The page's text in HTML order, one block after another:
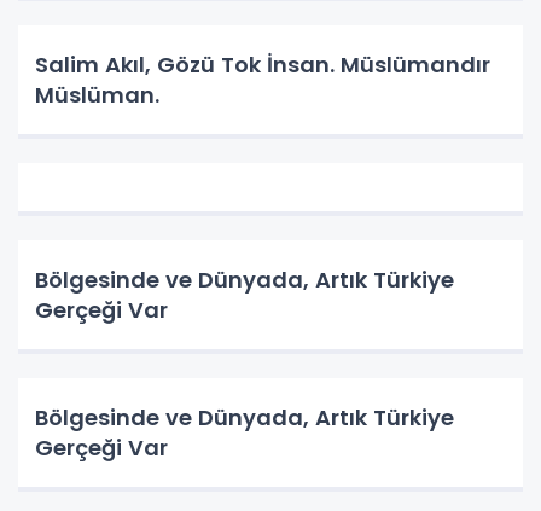
Salim Akıl, Gözü Tok İnsan. Müslümandır
Müslüman.
Bölgesinde ve Dünyada, Artık Türkiye
Gerçeği Var
Bölgesinde ve Dünyada, Artık Türkiye
Gerçeği Var